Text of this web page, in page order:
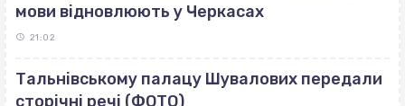
мови відновлюють у Черкасах
21:02
Тальнівському палацу Шувалових передали
сторічні речі (ФОТО)